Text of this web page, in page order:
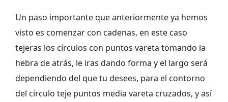
Un paso importante que anteriormente ya hemos
visto es comenzar con cadenas, en este caso
tejeras los círculos con puntos vareta tomando la
hebra de atrás, le iras dando forma y el largo será
dependiendo del que tu desees, para el contorno
del circulo teje puntos media vareta cruzados, y así